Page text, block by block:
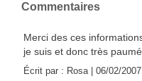
Commentaires
Merci des ces
je suis et donc très
Écrit par : Rosa | 06/02/2007